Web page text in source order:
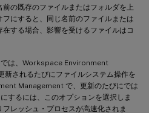
の既存のファイルまたはフォルダを上
にすると、同じ名前のファイルまたは
する場合、影響を受けるファイルはコ
では、Workspace Environment
されるたびにファイルシステム操作を
Management で、更新のたびにでは
するには、このオプションを選択しま
レッシュ・プロセスが高速化されま